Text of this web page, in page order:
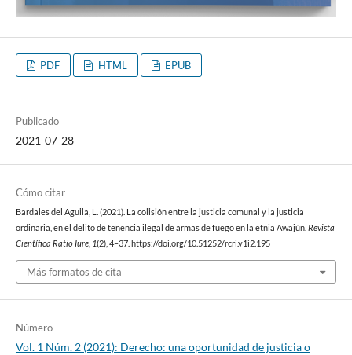
PDF HTML EPUB
Publicado
2021-07-28
Cómo citar
Bardales del Aguila, L. (2021). La colisión entre la justicia comunal y la justicia
ordinaria, en el delito de tenencia ilegal de armas de fuego en la etnia Awajún.Revista
Científica Ratio Iure, 1(2), 4–37. https://doi.org/10.51252/rcri.v1i2.195
Más formatos de cita
Número
Vol. 1 Núm. 2 (2021): Derecho: una oportunidad de justicia o